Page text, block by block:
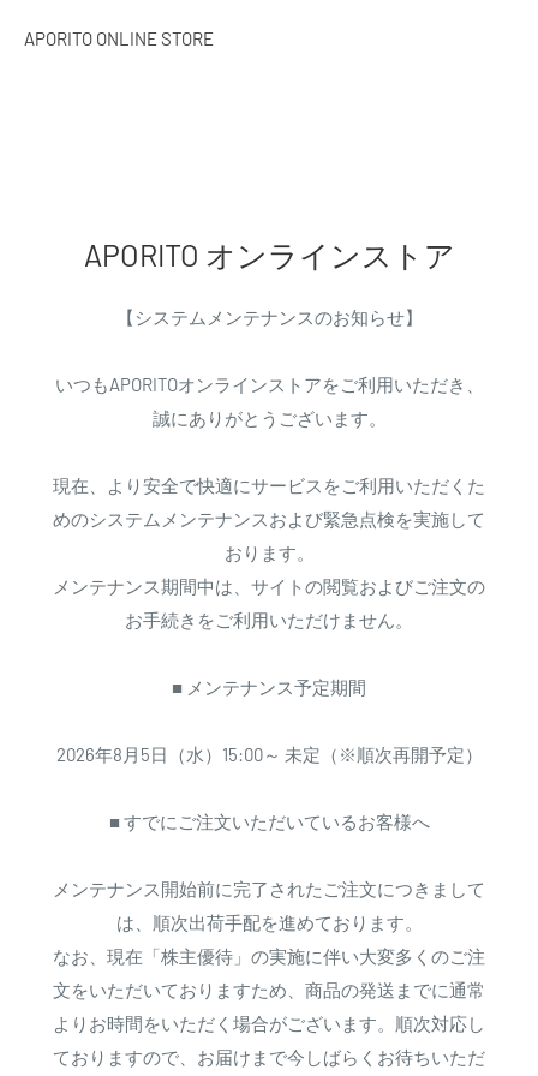
APORITO ONLINE STORE
APORITO オンラインストア
【システムメンテナンスのお知らせ】
いつもAPORITOオンラインストアをご利用いただき、
誠にありがとうございます。
現在、より安全で快適にサービスをご利用いただくた
めのシステムメンテナンスおよび緊急点検を実施して
おります。
メンテナンス期間中は、サイトの閲覧およびご注文の
お手続きをご利用いただけません。
■ メンテナンス予定期間
2026年8月5日（水）15:00～ 未定（※順次再開予定）
■ すでにご注文いただいているお客様へ
メンテナンス開始前に完了されたご注文につきまして
は、順次出荷手配を進めております。
なお、現在「株主優待」の実施に伴い大変多くのご注
文をいただいておりますため、商品の発送までに通常
よりお時間をいただく場合がございます。順次対応し
ておりますので、お届けまで今しばらくお待ちいただ